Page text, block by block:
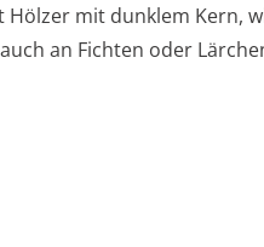
mit dunklem Kern,
an Fichten oder